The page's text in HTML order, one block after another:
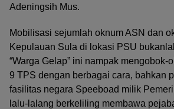
Adeningsih Mus.
Mobilisasi sejumlah oknum ASN dan
Kepulauan Sula di lokasi PSU
“Warga Gelap” ini nampak mengobok-
9 TPS dengan berbagai cara, bahkan
fasilitas negara Speeboad milik
lalu-lalang berkeliling membawa